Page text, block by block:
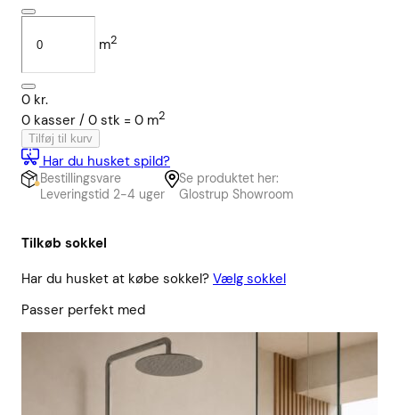
m2
0 kr.
0 kasser / 0 stk = 0 m2
Tilføj til kurv
Har du husket spild?
Bestillingsvare
Leveringstid 2-4 uger
Se produktet her:
Glostrup Showroom
Tilkøb sokkel
Har du husket at købe sokkel? Vælg sokkel
Passer perfekt med